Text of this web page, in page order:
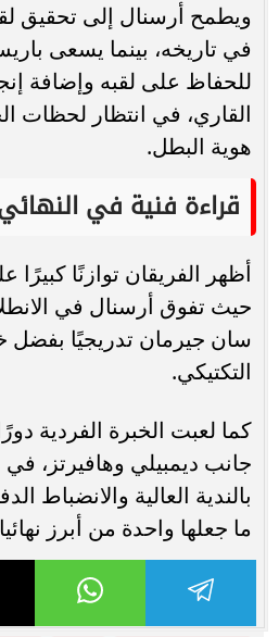
ويطمح أرسنال إلى تحقيق
في تاريخه، بينما يسعى
للحفاظ على لقبه وإضافة
القاري، في انتظار لحظات
هوية البطل.
قراءة فنية في
أظهر الفريقان توازنًا كبيرًا
حيث تفوق أرسنال في
سان جيرمان تدريجيًا بفضل
التكتيكي.
كما لعبت الخبرة الفردية
جانب ديمبيلي وهافيرتز،
بالندية العالية والانضباط
ما جعلها واحدة من أبرز